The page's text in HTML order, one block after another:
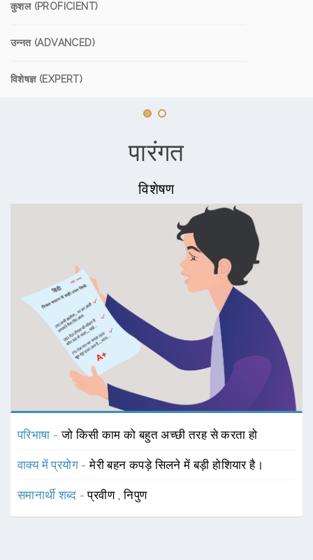
कुशल (PROFICIENT)
उन्नत (ADVANCED)
विशेषज्ञ (EXPERT)
पारंगत
विशेषण
परिभाषा -जो किसी काम को बहुत अच्छी तरह से करता हो
वाक्य में प्रयोग -मेरी बहन कपड़े सिलने में बड़ी होशियार है।
समानार्थी शब्द -प्रवीण ,निपुण